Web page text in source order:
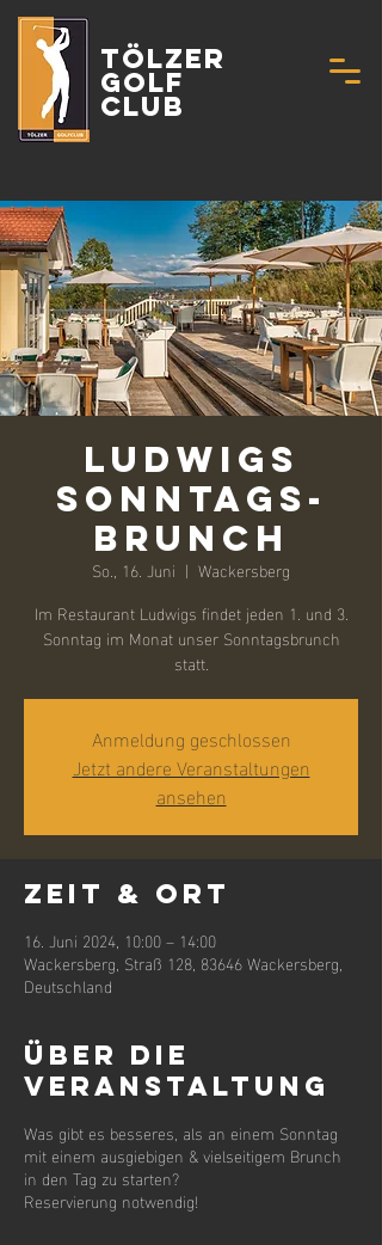
Tölzer
Golf
Club
Ludwigs
Sonntags-
Brunch
So., 16. Juni
  |
Wackersberg
Im Restaurant Ludwigs findet jeden 1. und 3.
Sonntag im Monat unser Sonntagsbrunch
Anmeldung geschlossen
Jetzt andere Veranstaltungen
ansehen
Zeit & Ort
16. Juni 2024, 10:00 – 14:00
Wackersberg, Straß 128, 83646 Wackersberg,
Deutschland
Über die
Veranstaltung
Was gibt es besseres, als an einem Sonntag
mit einem ausgiebigen & vielseitigem Brunch
in den Tag zu starten?
Reservierung notwendig!